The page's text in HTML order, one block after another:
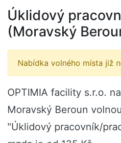
Úklidový
(Moravský
Nabídka volného místa již
OPTIMIA facility s.r.o.
Moravský Beroun
"Úklidový pracovník/